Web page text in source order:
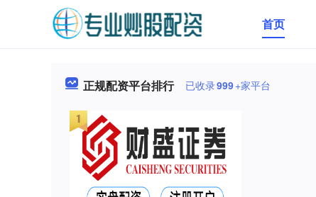
首页
正规配资平台排行 已收录999+家平台